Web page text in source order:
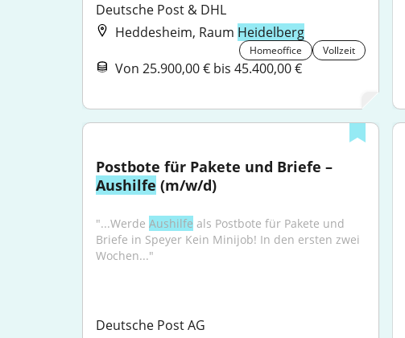
Deutsche Post & DHL
Heddesheim, Raum Heidelberg
Homeoffice Vollzeit
Von 25.900,00 € bis 45.400,00 €
Aushilfe (m/w/d)
"...Werde Aushilfe als Postbote für Pakete und
Briefe in Speyer Kein Minijob! In den ersten zwei
Wochen..."
Deutsche Post AG